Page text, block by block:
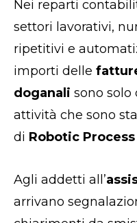
Nei reparti
settori lavorativi,
ripetitivi e
importi delle
doganali sono solo
attività che sono
di Robotic
Agli addetti all’
arrivano